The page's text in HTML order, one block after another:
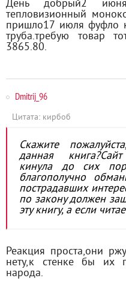
День добрый2
тепловизионный
пришло17 июля фуфло
труба.требую товар
3865.80.
Dmitrij_96
Цитата: кирбоб
Скажите
данная
кинула до сих
благополучно
пострадавших
по закону должен
эту книгу, а если
Реакция проста,они
нету,к стенке бы их
народа.